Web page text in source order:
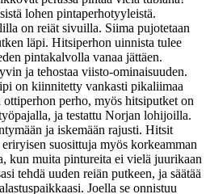
lohen pintaperhotyyleistä.
on reiät sivuilla. Siima pujotetaan
läpi. Hitsiperhon uinnista tulee
pintakalvolla vanaa jättäen.
ja tehostaa viisto-ominaisuuden.
on kiinnitetty vankasti pikaliimaa
perho, myös hitsiputket on
ja testattu Norjan lohijoilla.
ja iskemään rajusti. Hitsit
suosittuja myös korkeamman
kun muita pintureita ei vielä juurikaan
tehdä uuden reiän putkeen, ja säätää
Joella se onnistuu